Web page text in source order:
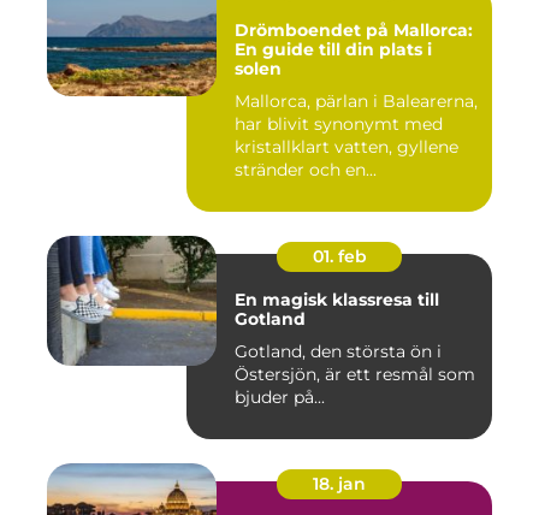
Drömboendet på Mallorca:
En guide till din plats i
solen
Mallorca, pärlan i Balearerna,
har blivit synonymt med
kristallklart vatten, gyllene
stränder och en...
01. feb
En magisk klassresa till
Gotland
Gotland, den största ön i
Östersjön, är ett resmål som
bjuder på...
18. jan